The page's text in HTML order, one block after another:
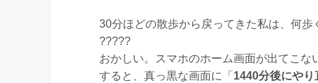
30分ほどの散歩から戻ってきた私は、何歩
?????
おかしい。スマホのホーム画面が出てこ
すると、真っ黒な画面に「 1440分後にやり